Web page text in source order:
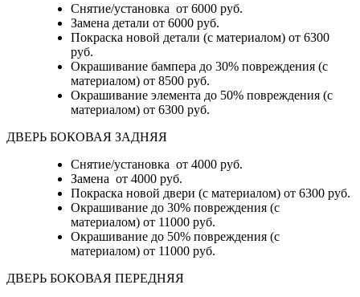
Снятие/установка от 6000 руб.
Замена детали от 6000 руб.
Покраска новой детали (с материалом) от 6300
руб.
Окрашивание бампера до 30% повреждения (с
материалом) от 8500 руб.
Окрашивание элемента до 50% повреждения (с
материалом) от 6300 руб.
ДВЕРЬ БОКОВАЯ ЗАДНЯЯ
Снятие/установка от 4000 руб.
Замена от 4000 руб.
Покраска новой двери (с материалом) от 6300 руб.
Окрашивание до 30% повреждения (с
материалом) от 11000 руб.
Окрашивание до 50% повреждения (с
материалом) от 11000 руб.
ДВЕРЬ БОКОВАЯ ПЕРЕДНЯЯ